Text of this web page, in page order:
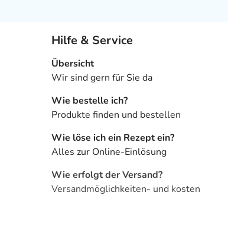
Hilfe & Service
Übersicht
Wir sind gern für Sie da
Wie bestelle ich?
Produkte finden und bestellen
Wie löse ich ein Rezept ein?
Alles zur Online-Einlösung
Wie erfolgt der Versand?
Versandmöglichkeiten- und kosten